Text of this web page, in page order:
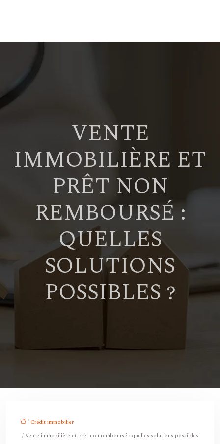
VENTE
IMMOBILIÈRE ET
PRÊT NON
REMBOURSÉ :
QUELLES
SOLUTIONS
POSSIBLES ?
/ Crédit immobilier
/ Vente immobilière et prêt non remboursé : quelles solutions possibles